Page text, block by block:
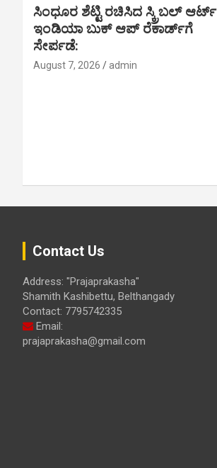
aಸಿಂಧೂರ ಶೆಟ್ಟಿ ರಚಿಸಿದ ಸ್ಕ್ರಿಬಲ್ ಆರ್ಟ್
ಇಂಡಿಯಾ ಬುಕ್ ಆಪ್ ರೆಕಾರ್ಡ್‌ಗೆ
ಸೇರ್ಪಡೆ:
August 7, 2026 admin
Contact Us
Address: "Prajaprakasha"
Shamith Kashibettu, Belthangady
Contact: 7795742335
Email:
prajaprakasha@gmail.com